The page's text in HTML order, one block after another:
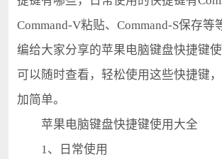
Command-V粘贴、Command-S保存等
编给大家分享的苹果电脑键盘快捷键
可以随时查看，轻松使用这些快捷键
加简单。
苹果电脑键盘快捷键使用大全
1、日常使用